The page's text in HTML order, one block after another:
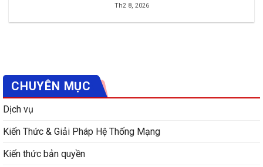
Th2 8, 2026
CHUYÊN MỤC
Dịch vụ
Kiến Thức & Giải Pháp Hệ Thống Mạng
Kiến thức bản quyền